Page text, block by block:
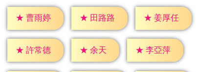
★ 曹雨婷 ★ 田路路 ★ 姜厚任
★ 許常德 ★ 余天 ★ 李亞萍